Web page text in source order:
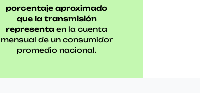
porcentaje aproximado
que la transmisión
representa en la cuenta
mensual de un consumidor
promedio nacional.